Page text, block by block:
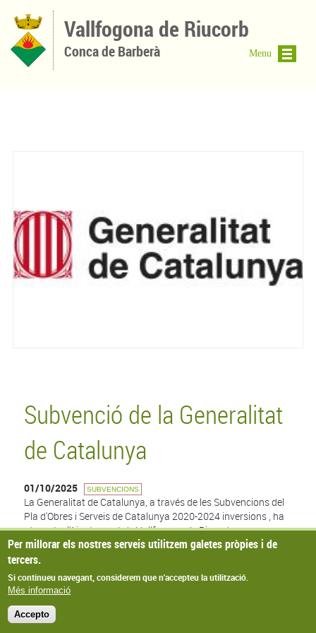
Vallfogona de Riucorb
Conca de Barberà
Subvenció de la Generalitat
de Catalunya
01/10/2025 SUBVENCIONS
La Generalitat de Catalunya, a través de les Subvencions del
Pla d'Obres i Serveis de Catalunya 2020-2024 inversions , ha
atorgat a l'Ajuntament de Vallfogona de Riucorb una
subvenció de 96.989,57€ per a l'obra de "Xarxa d'aigua
Balneari" de Vallfogona de Riucorb.
Menu
Per millorar els nostres serveis utilitzem galetes pròpies i de
tercers.
Si continueu navegant, considerem que n'accepteu la utilització.
Més informació
Accepto